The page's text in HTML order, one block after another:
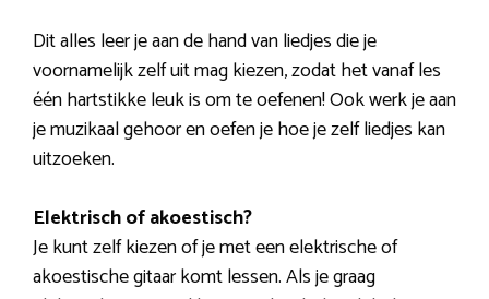
Dit alles leer je aan de hand van liedjes die je
voornamelijk zelf uit mag kiezen, zodat het vanaf les
één hartstikke leuk is om te oefenen! Ook werk je aan
je muzikaal gehoor en oefen je hoe je zelf liedjes kan
uitzoeken.
Elektrisch of akoestisch?
Je kunt zelf kiezen of je met een elektrische of
akoestische gitaar komt lessen. Als je graag